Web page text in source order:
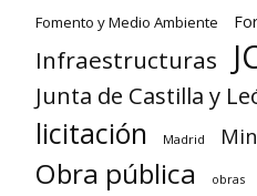
Fomento y Medio Ambiente
Infraestructuras
Junta de Castilla y
licitación Madrid
Obra pública obras